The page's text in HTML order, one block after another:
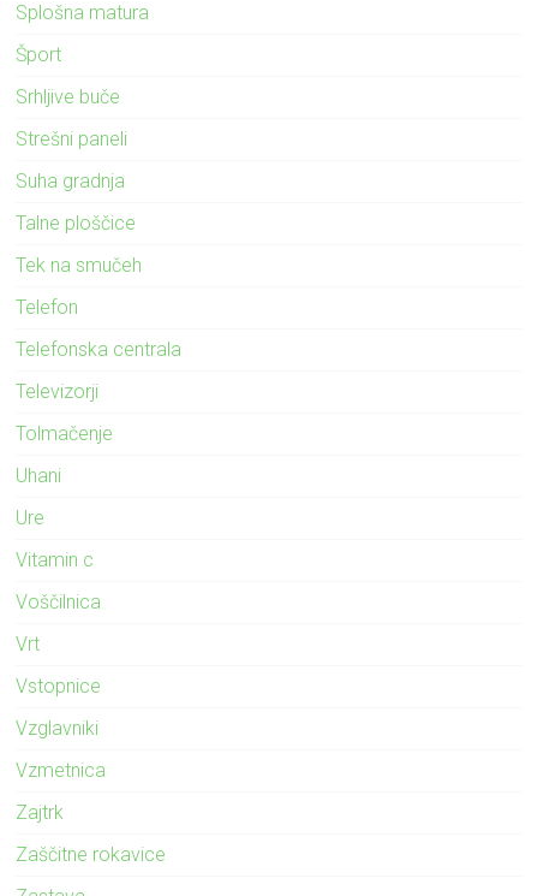
Splošna matura
Šport
Srhljive buče
Strešni paneli
Suha gradnja
Talne ploščice
Tek na smučeh
Telefon
Telefonska centrala
Televizorji
Tolmačenje
Uhani
Ure
Vitamin c
Voščilnica
Vrt
Vstopnice
Vzglavniki
Vzmetnica
Zajtrk
Zaščitne rokavice